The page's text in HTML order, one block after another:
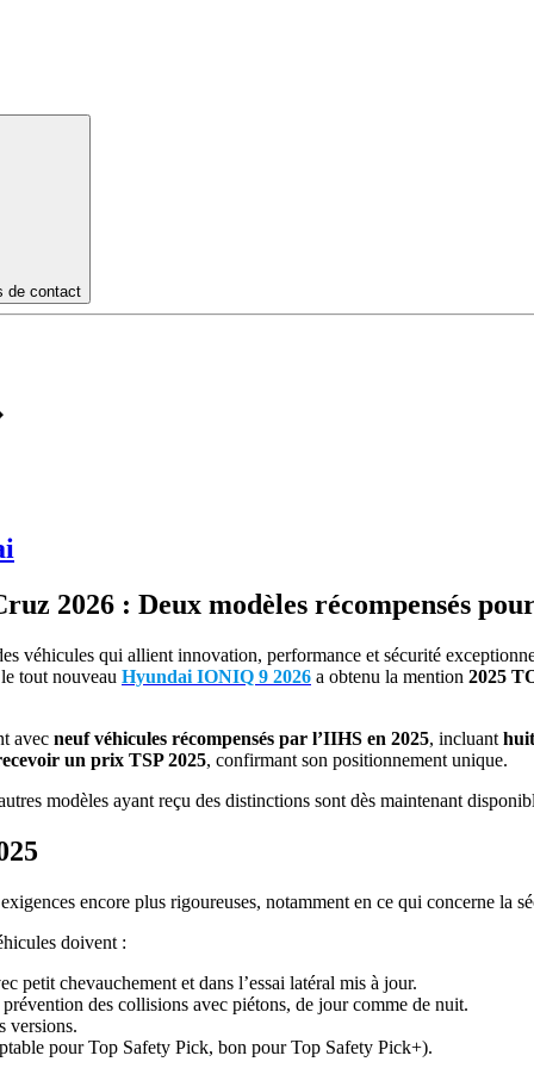
de contact
2026 : Deux modèles récompensés
véhicules qui allient innovation, performance et sécurité
tout nouveau Hyundai IONIQ 9 2026 a obtenu la mention 2025
avec neuf véhicules récompensés par l’IIHS en 2025, incluant
un prix TSP 2025, confirmant son positionnement unique.
modèles ayant reçu des distinctions sont dès maintenant
encore plus rigoureuses, notamment en ce qui concerne la
doivent :
petit chevauchement et dans l’essai latéral mis à jour.
des collisions avec piétons, de jour comme de nuit.
versions.
pour Top Safety Pick, bon pour Top Safety Pick+).